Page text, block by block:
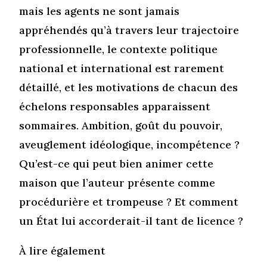
mais les agents ne sont jamais
appréhendés qu’à travers leur trajectoire
professionnelle, le contexte politique
national et international est rarement
détaillé, et les motivations de chacun des
échelons responsables apparaissent
sommaires. Ambition, goût du pouvoir,
aveuglement idéologique, incompétence ?
Qu’est-ce qui peut bien animer cette
maison que l’auteur présente comme
procédurière et trompeuse ? Et comment
un État lui accorderait-il tant de licence ?
À lire également